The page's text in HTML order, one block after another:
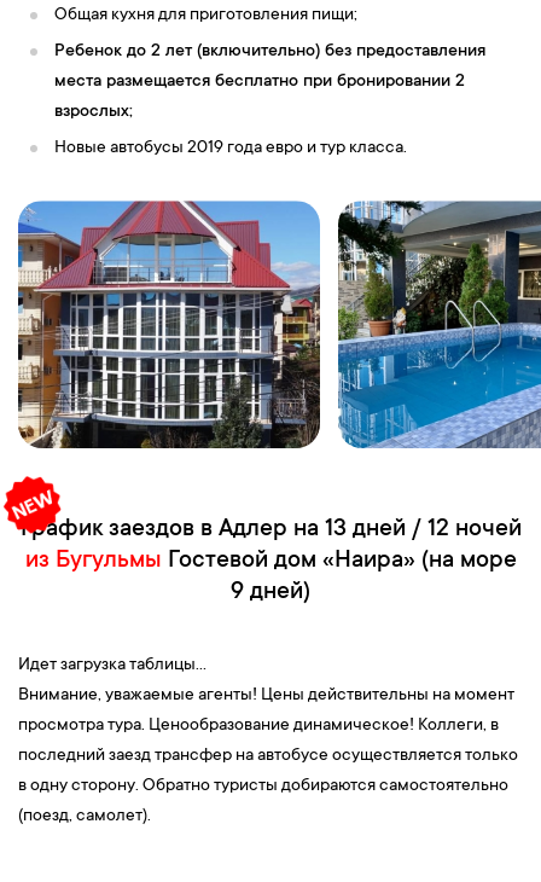
Общая кухня для приготовления пищи;
Ребенок до 2 лет (включительно) без предоставления
места размещается бесплатно при бронировании 2
взрослых;
Новые автобусы 2019 года евро и тур класса.
График заездов в Адлер на 13 дней / 12 ночей
из Бугульмы Гостевой дом «Наира» (на море
9 дней)
Идет загрузка таблицы...
Внимание, уважаемые агенты! Цены действительны на момент
просмотра тура. Ценообразование динамическое! Коллеги, в
последний заезд трансфер на автобусе осуществляется только
в одну сторону. Обратно туристы добираются самостоятельно
(поезд, самолет).